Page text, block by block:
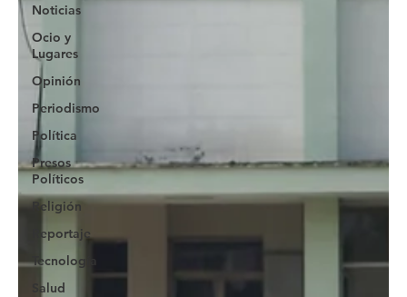
Noticias
Ocio y
Lugares
Opinión
Periodismo
Política
Presos
Políticos
Religión
Reportaje
Tecnología
Salud